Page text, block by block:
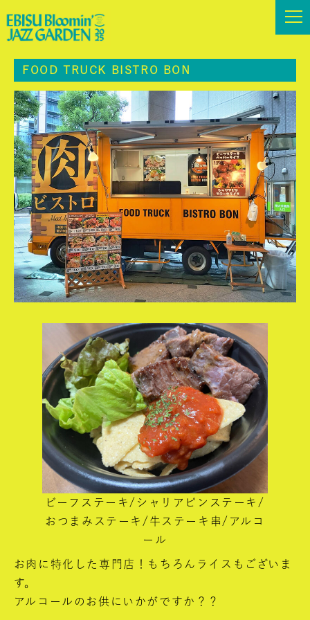
FOOD TRUCK BISTRO BON
ビーフステーキ/シャリアピンステーキ/
おつまみステーキ/牛ステーキ串/アルコ
ール
お肉に特化した専門店！もちろんライスもございま
す。
アルコールのお供にいかがですか？？